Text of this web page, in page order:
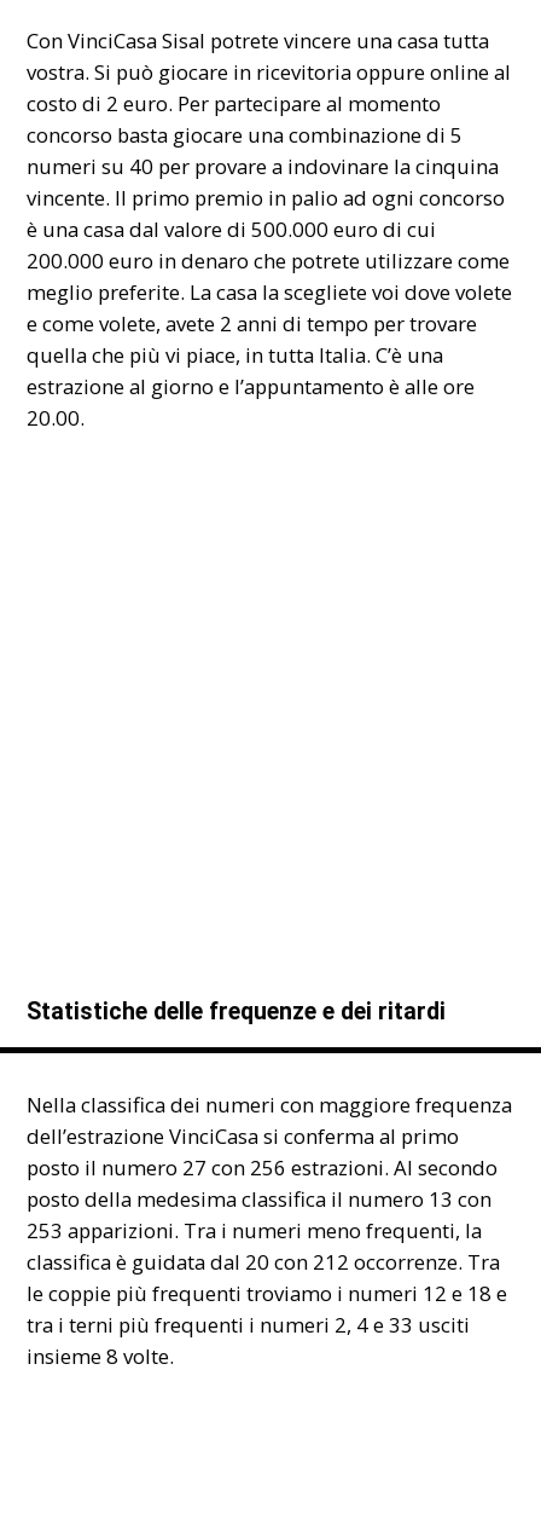
Con VinciCasa Sisal potrete vincere una casa tutta
vostra. Si può giocare in ricevitoria oppure online al
costo di 2 euro. Per partecipare al momento
concorso basta giocare una combinazione di 5
numeri su 40 per provare a indovinare la cinquina
vincente. Il primo premio in palio ad ogni concorso
è una casa dal valore di 500.000 euro di cui
200.000 euro in denaro che potrete utilizzare come
meglio preferite. La casa la scegliete voi dove volete
e come volete, avete 2 anni di tempo per trovare
quella che più vi piace, in tutta Italia. C’è una
estrazione al giorno e l’appuntamento è alle ore
20.00.
Statistiche delle frequenze e dei ritardi
Nella classifica dei numeri con maggiore frequenza
dell’estrazione VinciCasa si conferma al primo
posto il numero 27 con 256 estrazioni. Al secondo
posto della medesima classifica il numero 13 con
253 apparizioni. Tra i numeri meno frequenti, la
classifica è guidata dal 20 con 212 occorrenze. Tra
le coppie più frequenti troviamo i numeri 12 e 18 e
tra i terni più frequenti i numeri 2, 4 e 33 usciti
insieme 8 volte.